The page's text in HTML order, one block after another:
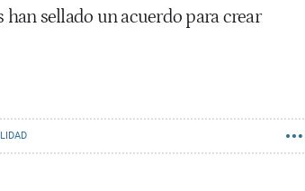
han sellado un acuerdo para crear